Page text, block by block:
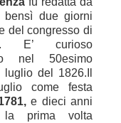
due giorni
del congresso di
E’ curioso
nel 50esimo
del 1826.Il
come festa
e dieci anni
prima volta